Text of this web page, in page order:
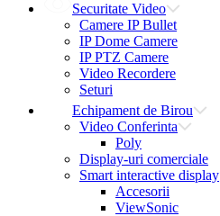
Securitate Video
Camere IP Bullet
IP Dome Camere
IP PTZ Camere
Video Recordere
Seturi
Echipament de Birou
Video Conferinta
Poly
Display-uri comerciale
Smart interactive display
Accesorii
ViewSonic